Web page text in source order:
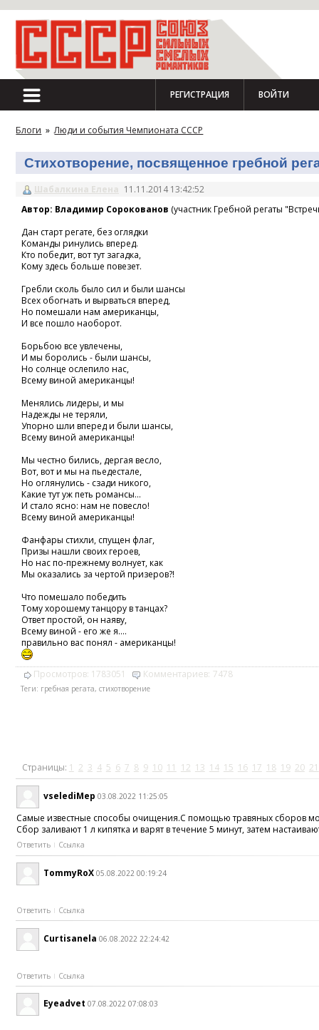
РЕГИСТРАЦИЯ ВОЙТИ
Блоги » Люди и события Чемпионата СССР
Стихотворение, посвященное гребной
Шабалкина Елена 11.11.2014 13:42:52
Автор: Владимир Сорокованов (участник Гребной регаты
Дан старт регате, без оглядки
Команды ринулись вперед.
Кто победит, вот тут загадка,
Кому здесь больше повезет.
Гребли сколь было сил и были шансы
Всех обогнать и вырваться вперед,
Но помешали нам американцы,
И все пошло наоборот.
Борьбою все увлечены,
И мы боролись - были шансы,
Но солнце ослепило нас,
Всему виной американцы!
Менялись лидеры, и мы
Надежды не теряли,
Упорно шли вперед и были шансы,
Всему виной американцы!
Мы честно бились, дергая весло,
Вот, вот и мы на пьедестале,
Но оглянулись - сзади никого,
Какие тут уж петь романсы...
И стало ясно: нам не повесло!
Всему виной американцы!
Фанфары стихли, спущен флаг,
Призы нашли своих героев,
Но нас по-прежнему волнует, как
Мы оказались за чертой призеров?!
Что помешало победить
Тому хорошему танцору в танцах?
Ответ простой, он наяву,
Всему виной - его же я....
правильно вас понял - американцы!
Просмотров: 1783051 Комментариев: 7478
Теги: гребная регата, стихотворение
Страницы: 1 2 3 4 5 6 7 8 9 10 11 12 13 14 15 16 17 18 19 20 21
vselediMep 03.08.2022 11:25:05
Самые известные способы очищения.С помощью травяных сборов
Сбор заливают 1 л кипятка и варят в течение 5 минут, затем
Ответить Ссылка
TommyRoX 05.08.2022 00:19:24
Ответить Ссылка
Curtisanela 06.08.2022 22:24:42
Ответить Ссылка
Eyeadvet 07.08.2022 07:08:03